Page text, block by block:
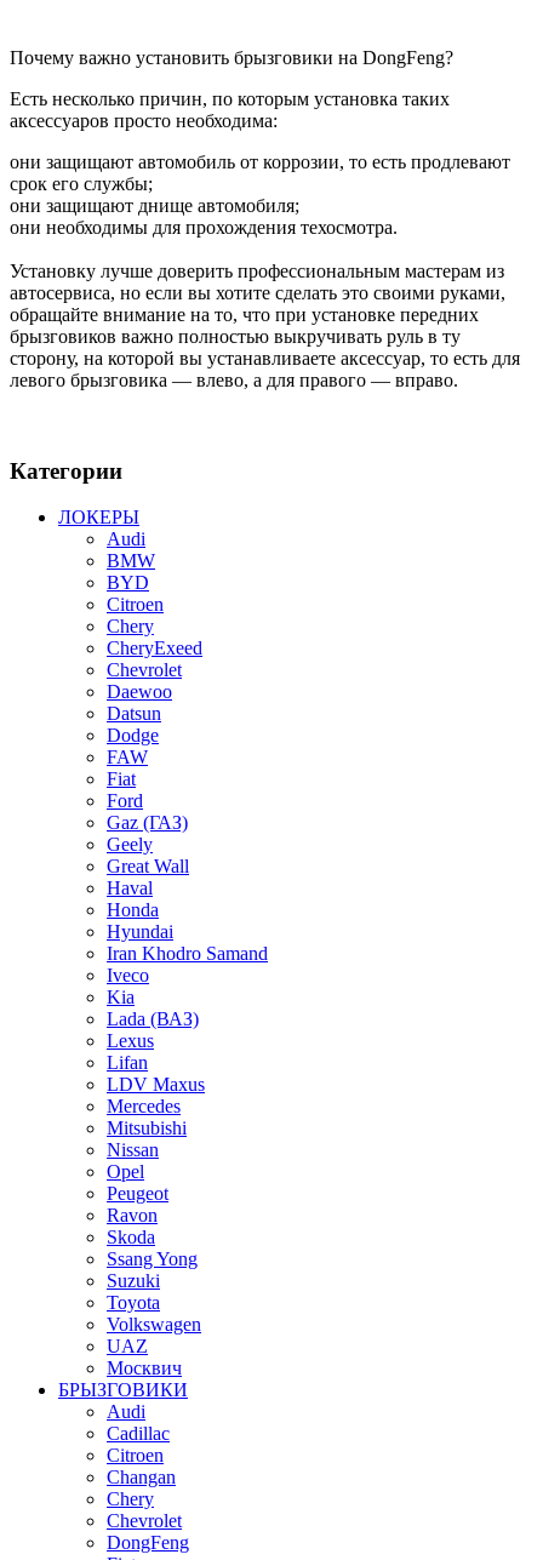
Почему важно установить брызговики на DongFeng?
Есть несколько причин, по которым установка таких
аксессуаров просто необходима:
они защищают автомобиль от коррозии, то есть продлевают
срок его службы;
они защищают днище автомобиля;
они необходимы для прохождения техосмотра.
Установку лучше доверить профессиональным мастерам из
автосервиса, но если вы хотите сделать это своими руками,
обращайте внимание на то, что при установке передних
брызговиков важно полностью выкручивать руль в ту
сторону, на которой вы устанавливаете аксессуар, то есть для
левого брызговика — влево, а для правого — вправо.
Категории
ЛОКЕРЫ
Audi
BMW
BYD
Citroen
Chery
CheryExeed
Chevrolet
Daewoo
Datsun
Dodge
FAW
Fiat
Ford
Gaz (ГАЗ)
Geely
Great Wall
Haval
Honda
Hyundai
Iran Khodro Samand
Iveco
Kia
Lada (ВАЗ)
Lexus
Lifan
LDV Maxus
Mercedes
Mitsubishi
Nissan
Opel
Peugeot
Ravon
Skoda
Ssang Yong
Suzuki
Toyota
Volkswagen
UAZ
Москвич
БРЫЗГОВИКИ
Audi
Cadillac
Citroen
Changan
Chery
Chevrolet
DongFeng